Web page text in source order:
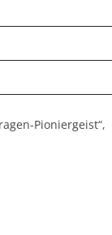
Pioniergeist“,